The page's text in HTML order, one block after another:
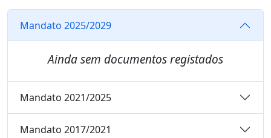
Mandato 2025/2029
Ainda sem documentos registados
Mandato 2021/2025
Mandato 2017/2021